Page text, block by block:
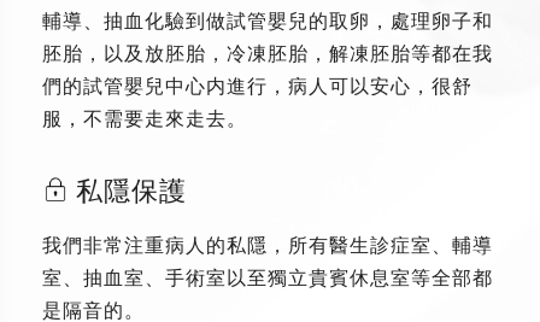
輔導、抽血化驗到做試管嬰兒的取卵，處理卵子和
胚胎，以及放胚胎，冷凍胚胎，解凍胚胎等都在我
們的試管嬰兒中心内進行，病人可以安心，很舒
服，不需要走來走去。
私隱保護
我們非常注重病人的私隱，所有醫生診症室、輔導
室、抽血室、手術室以至獨立貴賓休息室等全部都
是隔音的。